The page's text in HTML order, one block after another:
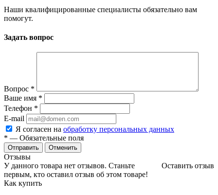
Наши квалифицированные специалисты обязательно вам
помогут.
Задать вопрос
Вопрос *
Ваше имя *
Телефон *
E-mail
Я согласен на обработку персональных данных
* — Обязательные поля
Отменить
Отзывы
Оставить отзыв
У данного товара нет отзывов. Станьте
первым, кто оставил отзыв об этом товаре!
Как купить